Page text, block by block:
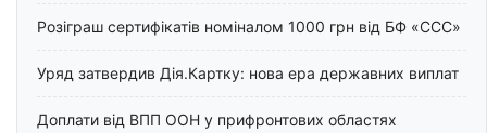
Розіграш сертифікатів номіналом 1000 грн від БФ «ССС»
Уряд затвердив Дія.Картку: нова ера державних виплат
Доплати від ВПП ООН у прифронтових областях